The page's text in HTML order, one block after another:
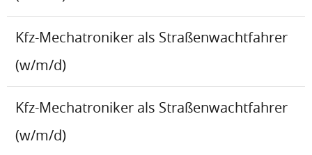
Kfz-Mechatroniker als Straßenwachtfahrer
(w/m/d)
Kfz-Mechatroniker als Straßenwachtfahrer
(w/m/d)